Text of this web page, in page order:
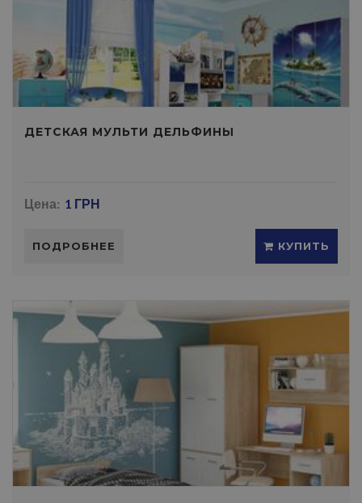
ДЕТСКАЯ МУЛЬТИ ДЕЛЬФИНЫ
Цена: 1 ГРН
ПОДРОБНЕЕ КУПИТЬ